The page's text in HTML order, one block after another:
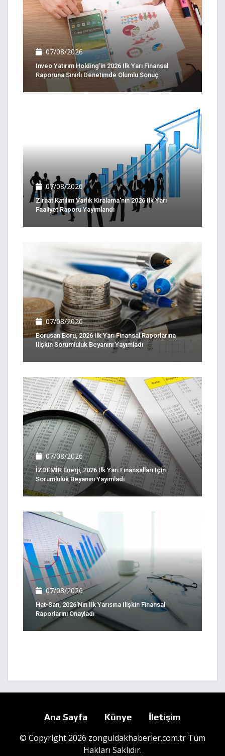
07/08/2026
Inveo Yatırım Holding'in 2026 Ilk Yarı Finansal
Raporuna Sınırlı Denetimde Olumlu Sonuç
07/08/2026
Ziraat Katılım Varlık Kiralama'nın 2026 Ilk Yarı
Faaliyet Raporu Yayımlandı
07/08/2026
Borusan Boru, 2026 Ilk Yarı Finansal Raporlarına
Ilişkin Sorumluluk Beyanını Yayımladı
07/08/2026
İZDEMİR Enerji, 2026 Ilk Yarı Finansalları Için
Sorumluluk Beyanını Yayımladı
07/08/2026
Hat-San, 2026'nın Ilk Yarısına Ilişkin Finansal
Raporlarını Onayladı
Ana Sayfa Künye İletişim
© Copyright 2026 zonguldakhaberler.com.tr Tüm
Hakları Saklıdır.